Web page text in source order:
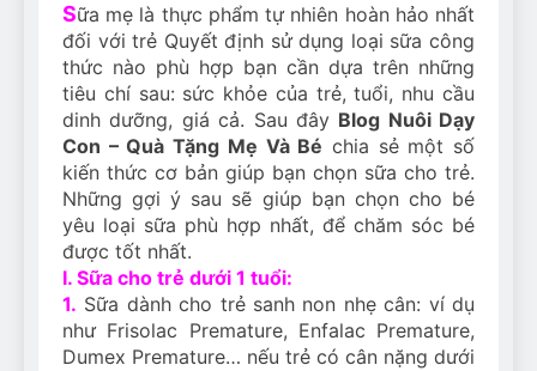
Sữa mẹ là thực phẩm tự nhiên hoàn hảo nhất
đối với trẻ Quyết định sử dụng loại sữa công
thức nào phù hợp bạn cần dựa trên những
tiêu chí sau: sức khỏe của trẻ, tuổi, nhu cầu
dinh dưỡng, giá cả. Sau đây Blog Nuôi Dạy
Con – Quà Tặng Mẹ Và Bé chia sẻ một số
kiến thức cơ bản giúp bạn chọn sữa cho trẻ.
Những gợi ý sau sẽ giúp bạn chọn cho bé
yêu loại sữa phù hợp nhất, để chăm sóc bé
được tốt nhất.
I. Sữa cho trẻ dưới 1 tuổi:
1. Sữa dành cho trẻ sanh non nhẹ cân: ví dụ
như Frisolac Premature, Enfalac Premature,
Dumex Premature… nếu trẻ có cân nặng dưới